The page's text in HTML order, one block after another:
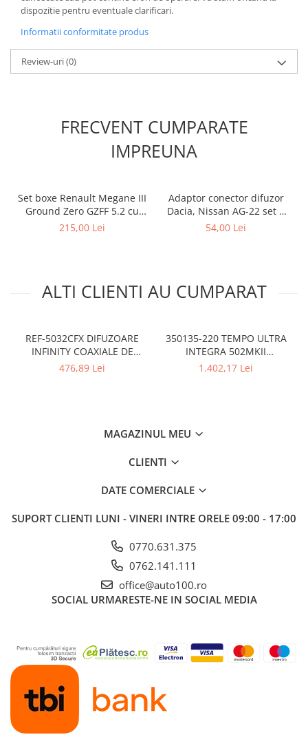
dispozitie pentru eventuale clarificari.
Informatii conformitate produs
Review-uri(0)
FRECVENT CUMPARATE
IMPREUNA
Set boxe Renault Megane III
Ground Zero GZFF 5.2 cu
inele si conectori
215,00 Lei
Adaptor conector difuzor
Dacia, Nissan AG-22 set 2
bucati
54,00 Lei
ALTI CLIENTI AU CUMPARAT
REF-5032CFX DIFUZOARE
INFINITY COAXIALE DE
13CM, 45W RMS
476,89 Lei
350135-220 TEMPO ULTRA
INTEGRA 502MKII
DIFUZOARE COAXIALE DE
1.402,17 Lei
MAGAZINUL MEU
CLIENTI
DATE COMERCIALE
SUPORT CLIENTI LUNI - VINERI INTRE ORELE 09:00 - 17:00
0770.631.375
0762.141.111
office@auto100.ro
SOCIAL URMARESTE-NE IN SOCIAL MEDIA